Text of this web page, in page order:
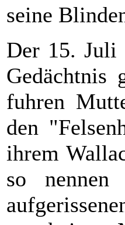
seine
Der 15. Juli
Gedächtnis
fuhren
den
ihrem
so